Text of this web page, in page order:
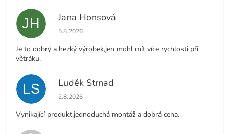
JH Jana Honsová
Hodnocení obchodu je 5 z 5 hvězdiček.
5.8.2026
Je to dobrý a hezký výrobek,jen mohl mít více rychlosti při
větráku.
LS Luděk Strnad
Hodnocení obchodu je 5 z 5 hvězdiček.
2.8.2026
Vynikající produkt,jednoduchá montáž a dobrá cena.